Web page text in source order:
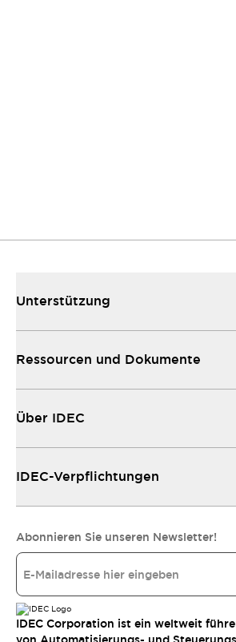
Unterstützung
Ressourcen und Dokumente
Über IDEC
IDEC-Verpflichtungen
Abonnieren Sie unseren Newsletter!
IDEC Corporation ist ein weltweit